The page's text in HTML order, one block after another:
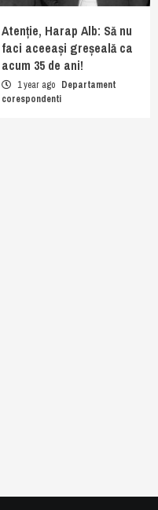
Atenție, Harap Alb: Să nu
faci aceeași greșeală ca
acum 35 de ani!
1 year ago Departament
corespondenti